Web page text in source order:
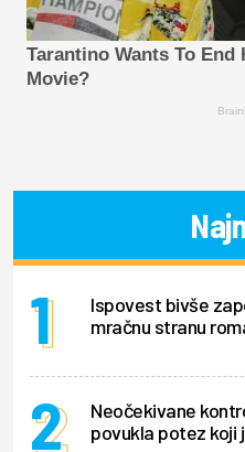
Tarantino Wants To
Movie?
Ispovest bivše
mračnu stranu
Neočekivane
povukla potez koji